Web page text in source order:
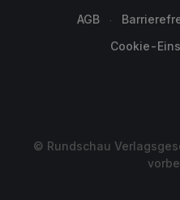
AGB
Cookie-
© Rundschau